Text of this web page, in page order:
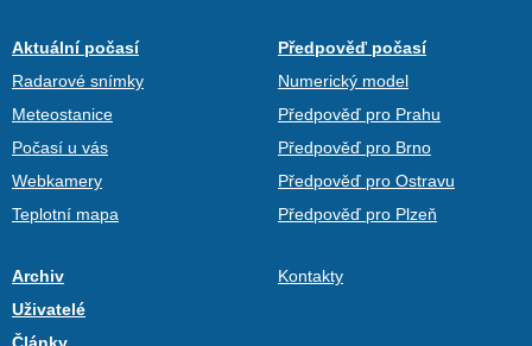
Aktuální počasí
Radarové snímky
Meteostanice
Počasí u vás
Webkamery
Teplotní mapa
Předpověď počasí
Numerický model
Předpověď pro Prahu
Předpověď pro Brno
Předpověď pro Ostravu
Předpověď pro Plzeň
Archiv
Uživatelé
Kontakty